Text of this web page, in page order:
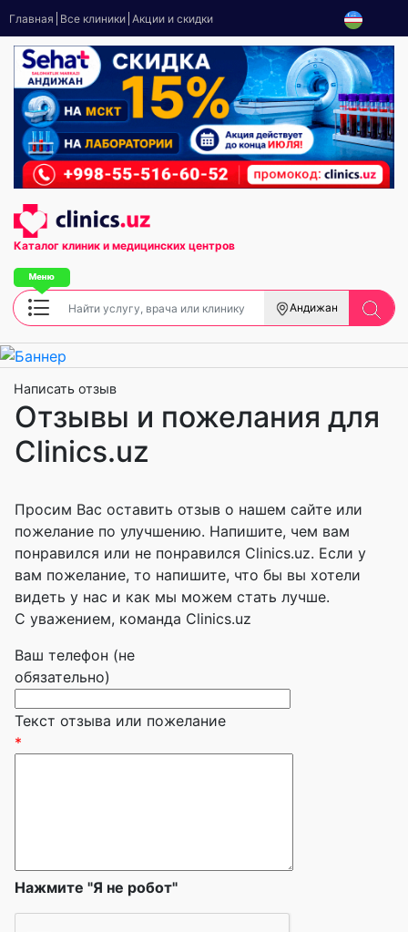
Главная Все клиники Акции и скидки
Каталог клиник и медицинских центров
Андижан
Написать отзыв
Отзывы и пожелания для
Clinics.uz
Просим Вас оставить отзыв о нашем сайте или
пожелание по улучшению. Напишите, чем вам
понравился или не понравился Clinics.uz. Если у
вам пожелание, то напишите, что бы вы хотели
видеть у нас и как мы можем стать лучше.
С уважением, команда Clinics.uz
Ваш телефон (не
обязательно)
Текст отзыва или пожелание
*
Нажмите "Я не робот"